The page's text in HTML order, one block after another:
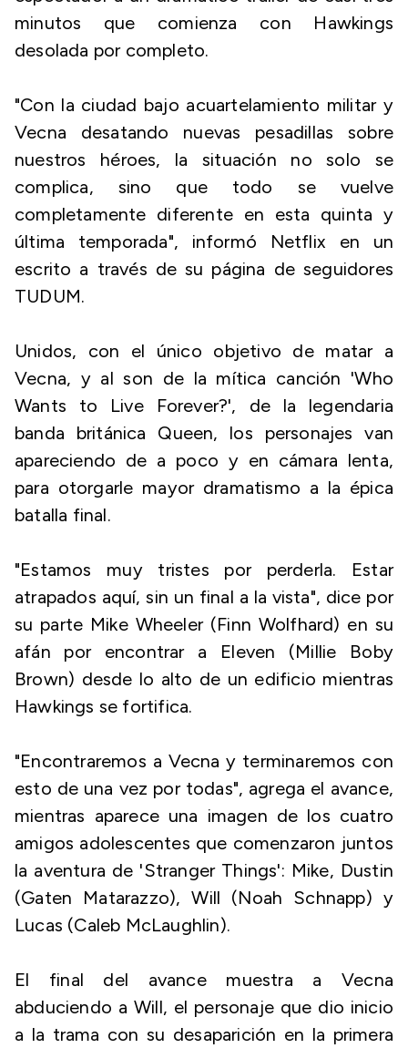
minutos que comienza con Hawkings
desolada por completo.
"Con la ciudad bajo acuartelamiento militar y
Vecna desatando nuevas pesadillas sobre
nuestros héroes, la situación no solo se
complica, sino que todo se vuelve
completamente diferente en esta quinta y
última temporada", informó Netflix en un
escrito a través de su página de seguidores
TUDUM.
Unidos, con el único objetivo de matar a
Vecna, y al son de la mítica canción 'Who
Wants to Live Forever?', de la legendaria
banda británica Queen, los personajes van
apareciendo de a poco y en cámara lenta,
para otorgarle mayor dramatismo a la épica
batalla final.
"Estamos muy tristes por perderla. Estar
atrapados aquí, sin un final a la vista", dice por
su parte Mike Wheeler (Finn Wolfhard) en su
afán por encontrar a Eleven (Millie Boby
Brown) desde lo alto de un edificio mientras
Hawkings se fortifica.
"Encontraremos a Vecna y terminaremos con
esto de una vez por todas", agrega el avance,
mientras aparece una imagen de los cuatro
amigos adolescentes que comenzaron juntos
la aventura de 'Stranger Things': Mike, Dustin
(Gaten Matarazzo), Will (Noah Schnapp) y
Lucas (Caleb McLaughlin).
El final del avance muestra a Vecna
abduciendo a Will, el personaje que dio inicio
a la trama con su desaparición en la primera